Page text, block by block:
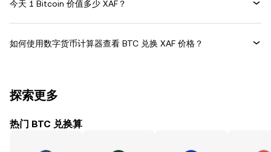
今天 1 Bitcoin 价值多少 XAF？
如何使用数字货币计算器查看 BTC 兑换 XAF 价格？
探索更多
热门 BTC 兑换算